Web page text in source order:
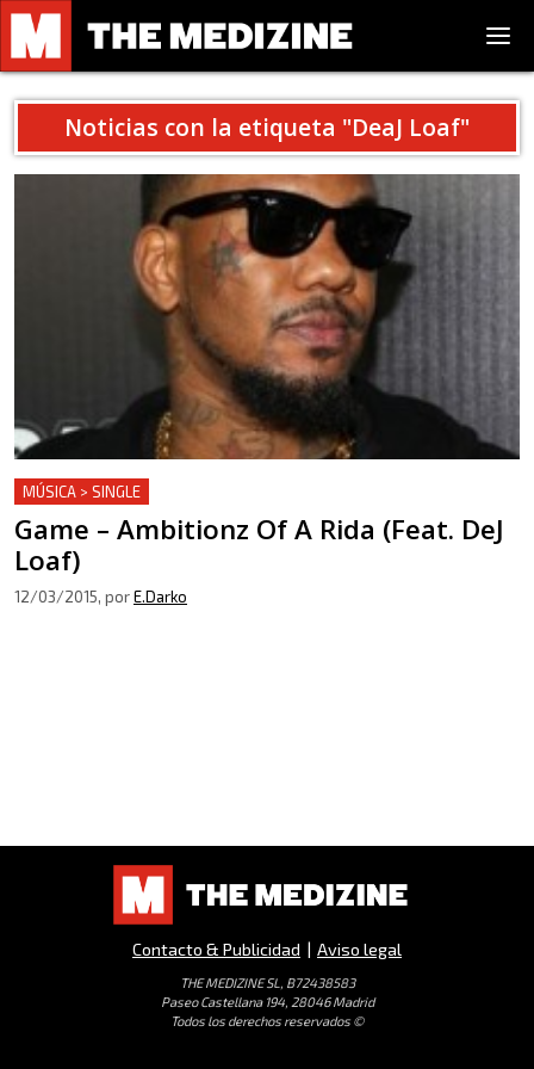
Noticias con la etiqueta "DeaJ Loaf"
MÚSICA > SINGLE
Game – Ambitionz Of A Rida (Feat. DeJ
Loaf)
12/03/2015, porE.Darko
Contacto & Publicidad | Aviso legal
THE MEDIZINE SL, B72438583
Paseo Castellana 194, 28046 Madrid
Todos los derechos reservados ©